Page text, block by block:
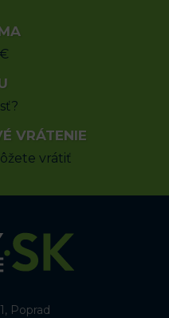
VRÁTENIE
vrátiť
Poprad